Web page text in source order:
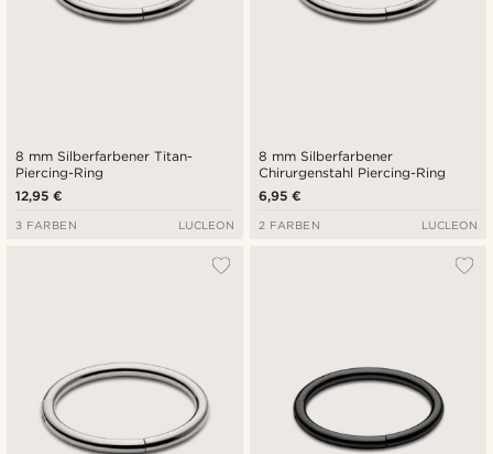
8 mm Silberfarbener Titan-
Piercing-Ring
12,95 €
3 FARBEN LUCLEON
8 mm Silberfarbener
Chirurgenstahl Piercing-Ring
6,95 €
2 FARBEN LUCLEON